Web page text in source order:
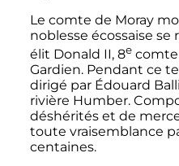
Le comte de Moray
noblesse écossaise se
élit Donald II, 8ecomte
Gardien. Pendant ce
dirigé par Édouard
rivière Humber.
déshérités et de
toute vraisemblance
centaines.